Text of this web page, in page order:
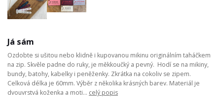
Já sám
Ozdobte si ušitou nebo klidně i kupovanou mikinu originálním taháčkem
na zip. Skvěle padne do ruky, je měkkoučký a pevný. Hodí se na mikiny,
bundy, batohy, kabelky i peněženky. Zkrátka na cokoliv se zipem.
Celková délka je 60mm. Výběr z několika krásných barev. Materiál je
dvouvrstvá koženka a moti... celý popis